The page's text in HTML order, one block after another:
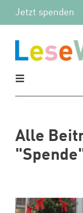
Zum
Jetzt spenden
Toggle
Vor Ort
Wir
Alle